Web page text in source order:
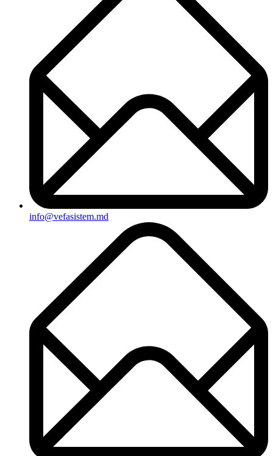
info@vefasistem.md